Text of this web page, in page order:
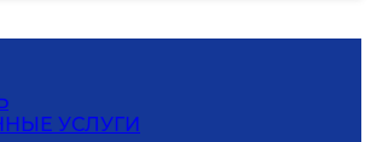
УСЛУГИ